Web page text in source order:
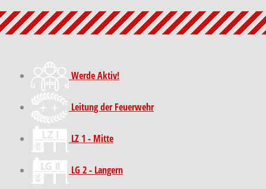
Werde Aktiv!
Leitung der Feuerwehr
LZ 1 - Mitte
LG 2 - Langern